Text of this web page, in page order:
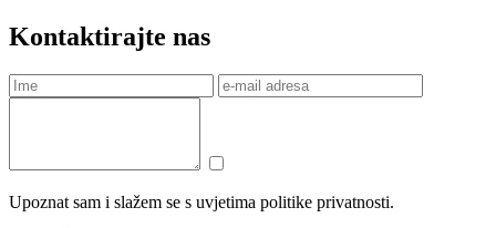
Kontaktirajte nas
Upoznat sam i slažem se s uvjetima politike privatnosti.